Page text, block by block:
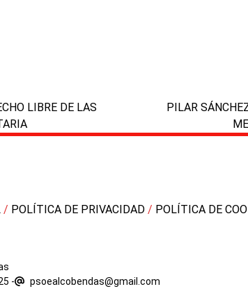
LIBRE DE LAS
next
PILAR
/ POLÍTICA DE PRIVACIDAD / POLÍTICA DE
-
psoealcobendas@gmail.com